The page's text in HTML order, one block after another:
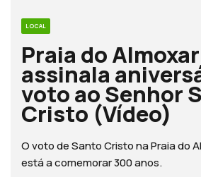
LOCAL
Praia do
assinala
voto ao Senhor
Cristo (Vídeo)
O voto de Santo Cristo na Praia do
está a comemorar 300 anos.